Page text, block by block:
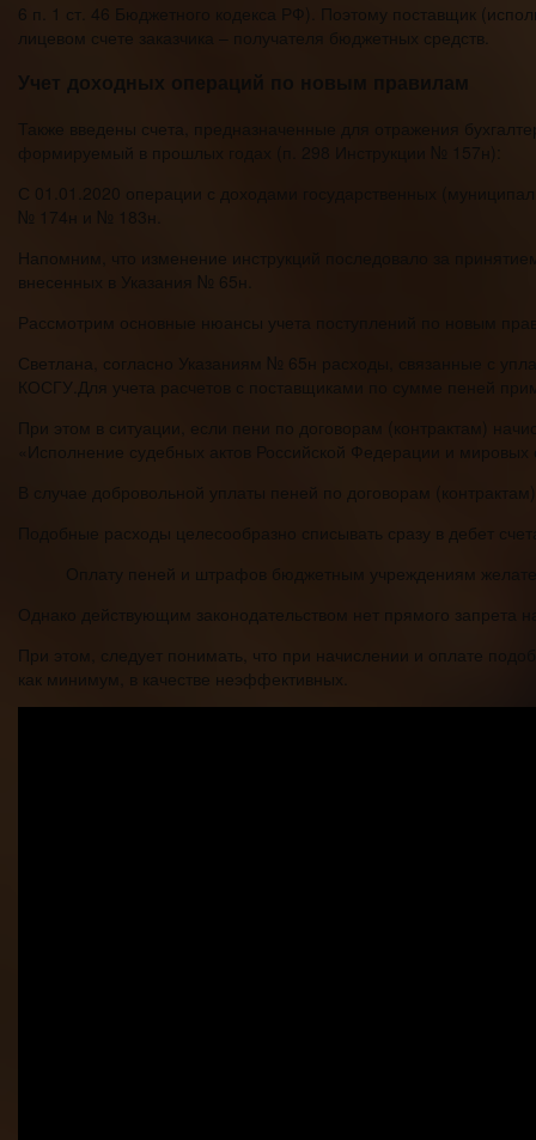
6 п. 1 ст. 46 Бюджетного кодекса РФ). Поэтому поставщик
лицевом счете заказчика – получателя бюджетных средств.
Учет доходных операций по новым правилам
Также введены счета, предназначенные для отражения
формируемый в прошлых годах (п. 298 Инструкции № 157н):
С 01.01.2020 операции с доходами государственных
№ 174н и № 183н.
Напомним, что изменение инструкций последовало за
внесенных в Указания № 65н.
Рассмотрим основные нюансы учета поступлений по новым
Светлана, согласно Указаниям № 65н расходы, связанные с
КОСГУ.Для учета расчетов с поставщиками по сумме пеней
При этом в ситуации, если пени по договорам (контрактам)
«Исполнение судебных актов Российской Федерации и
В случае добровольной уплаты пеней по договорам
Подобные расходы целесообразно списывать сразу в дебет
Оплату пеней и штрафов бюджетным учреждениям
Однако действующим законодательством нет прямого запрета
При этом, следует понимать, что при начислении и оплате
как минимум, в качестве неэффективных.